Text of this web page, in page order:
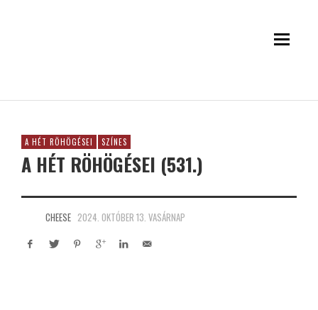
A HÉT RÖHÖGÉSEI SZÍNES
A HÉT RÖHÖGÉSEI (531.)
CHEESE 2024. OKTÓBER 13. VASÁRNAP